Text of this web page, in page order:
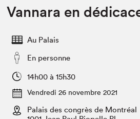
Espace exposant⋅e⋅s
Préparer sa visite au
Actualités
SLM PRO
Préparer sa visite
Salon au Palais
Projets partenaires
Liens pratiques
Vannara en
Au Palais
En personne
14h00 à 15h30
Vendredi 26 novembre 2021
Palais des congrès de Montréal